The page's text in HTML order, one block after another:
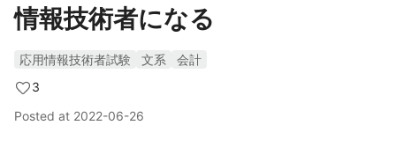
情報技術者になる
応用情報技術者試験 文系
会計
3
Posted at 2022-06-26